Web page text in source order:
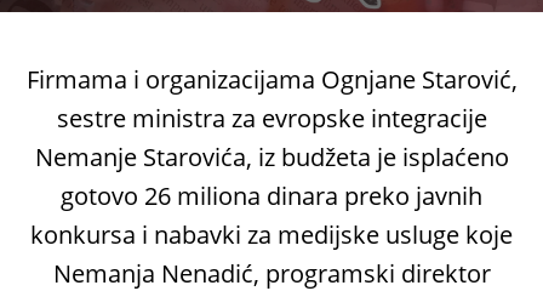
Firmama i organizacijama Ognjane Starović,
sestre ministra za evropske integracije
Nemanje Starovića, iz budžeta je isplaćeno
gotovo 26 miliona dinara preko javnih
konkursa i nabavki za medijske usluge koje
Nemanja Nenadić, programski direktor